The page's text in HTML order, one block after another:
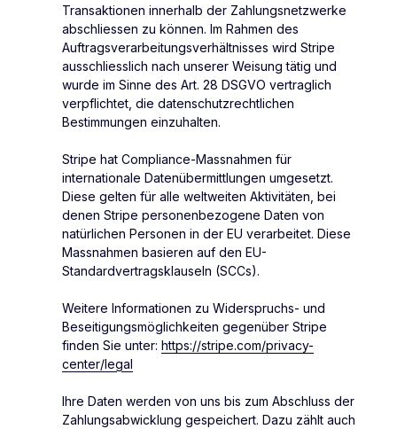
Transaktionen innerhalb der Zahlungsnetzwerke
abschliessen zu können. Im Rahmen des
Auftragsverarbeitungsverhältnisses wird Stripe
ausschliesslich nach unserer Weisung tätig und
wurde im Sinne des Art. 28 DSGVO vertraglich
verpflichtet, die datenschutzrechtlichen
Bestimmungen einzuhalten.
Stripe hat Compliance-Massnahmen für
internationale Datenübermittlungen umgesetzt.
Diese gelten für alle weltweiten Aktivitäten, bei
denen Stripe personenbezogene Daten von
natürlichen Personen in der EU verarbeitet. Diese
Massnahmen basieren auf den EU-
Standardvertragsklauseln (SCCs).
Weitere Informationen zu Widerspruchs- und
Beseitigungsmöglichkeiten gegenüber Stripe
finden Sie unter: https://stripe.com/privacy-
center/legal
Ihre Daten werden von uns bis zum Abschluss der
Zahlungsabwicklung gespeichert. Dazu zählt auch